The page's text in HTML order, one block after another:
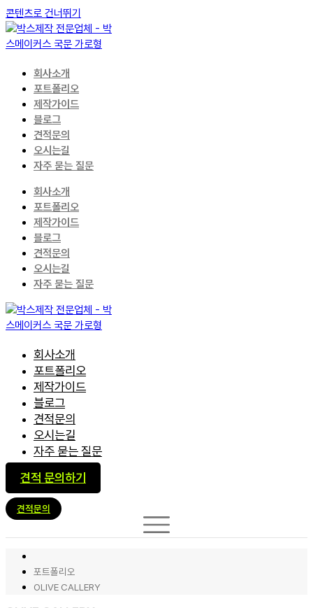
콘텐츠로 건너뛰기
회사소개
포트폴리오
제작가이드
블로그
견적문의
오시는길
자주 묻는 질문
회사소개
포트폴리오
제작가이드
블로그
견적문의
오시는길
자주 묻는 질문
회사소개
포트폴리오
제작가이드
블로그
견적문의
오시는길
자주 묻는 질문
견적 문의하기
견적문의
포트폴리오
OLIVE CALLERY